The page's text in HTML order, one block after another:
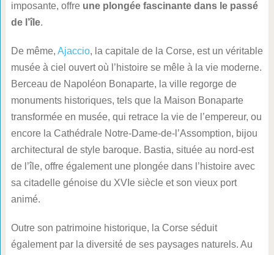
imposante, offre une plongée fascinante dans le passé
de l’île.
De même, Ajaccio, la capitale de la Corse, est un véritable
musée à ciel ouvert où l’histoire se mêle à la vie moderne.
Berceau de Napoléon Bonaparte, la ville regorge de
monuments historiques, tels que la Maison Bonaparte
transformée en musée, qui retrace la vie de l’empereur, ou
encore la Cathédrale Notre-Dame-de-l’Assomption, bijou
architectural de style baroque. Bastia, située au nord-est
de l’île, offre également une plongée dans l’histoire avec
sa citadelle génoise du XVIe siècle et son vieux port
animé.
Outre son patrimoine historique, la Corse séduit
également par la diversité de ses paysages naturels. Au